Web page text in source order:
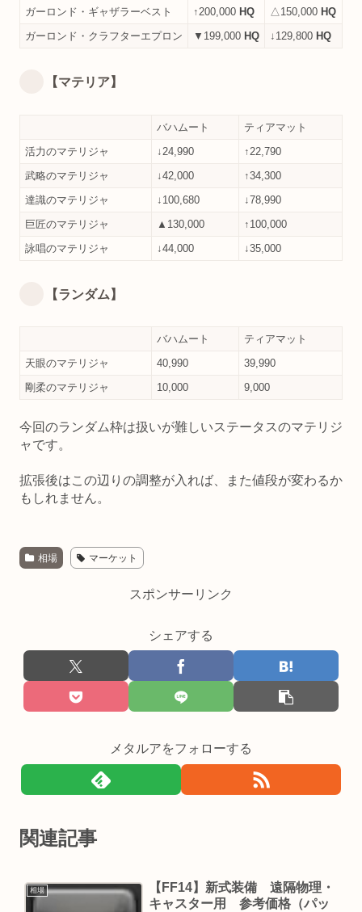
ガーロンド・ギャザラーベスト ↑200,000 HQ △150,000 HQ
ガーロンド・クラフターエプロン
▼199,000 HQ ↓129,800 HQ
【マテリア】
バハムート
ティアマット
活力のマテリジャ
↓24,990
↑22,790
武略のマテリジャ
↓42,000
↑34,300
達識のマテリジャ
↓100,680
↓78,990
巨匠のマテリジャ
▲130,000
↑100,000
詠唱のマテリジャ
↓44,000 ↓35,000
【ランダム】
バハムート
ティアマット
天眼のマテリジャ
40,990
39,990
剛柔のマテリジャ
10,000 9,000
今回のランダム枠は扱いが難しいステータスのマテリジ
ャです。
拡張後はこの辺りの調整が入れば、また値段が変わるか
もしれません。
相場 マーケット
スポンサーリンク
シェアする
メタルアをフォローする
関連記事
相場
【FF14】新式装備 遠隔物理・
キャスター用 参考価格（パッ